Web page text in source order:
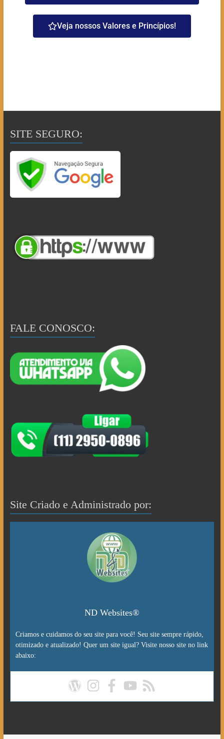
Veja nossos Valores e Princípios!
SITE SEGURO:
FALE CONOSCO:
Site Criado e Administrado por:
ND Websites®
Criamos e cuidamos do seu site para você! Seu site sempre rápido,
otimizado e atualizado! Quer um site igual? Visite nosso site no link
abaixo: